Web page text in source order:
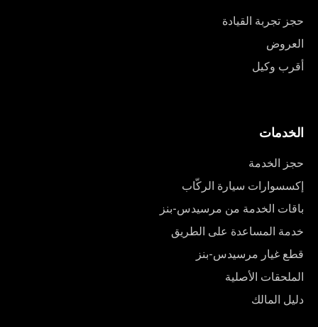
حجز تجربة القيادة
العروض
أقرب وكيل
الخدمات
حجز الخدمة
إكسسوارات سيارة الركّاب
باقات الخدمة من مرسيدس-بنز
خدمة المساعدة على الطريق
قطع غيار مرسيدس-بنز
الملحقات الأصلية
دليل المالك